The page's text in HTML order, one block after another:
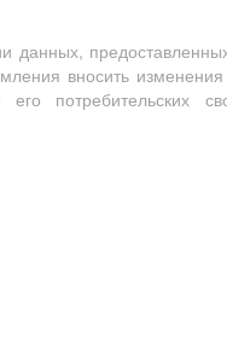
данных,
вносить
потребительских